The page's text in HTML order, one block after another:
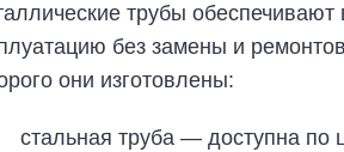
трубы
без замены и
они изготовлены:
стальная труба — доступна по